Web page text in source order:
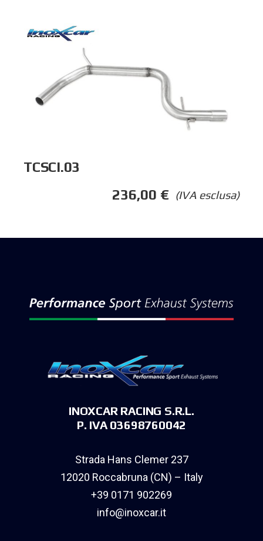
TCSCI.03
(IVA esclusa)
236,00 €
INOXCAR RACING S.R.L.
P. IVA 03698760042
Strada Hans Clemer 237
12020 Roccabruna (CN) – Italy
+39 0171 902269
info@inoxcar.it